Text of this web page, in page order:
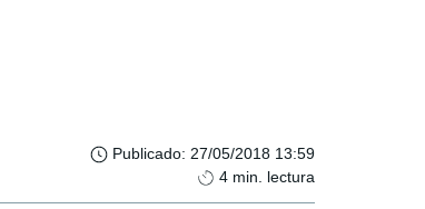
Publicado: 27/05/2018 13:59
4 min. lectura